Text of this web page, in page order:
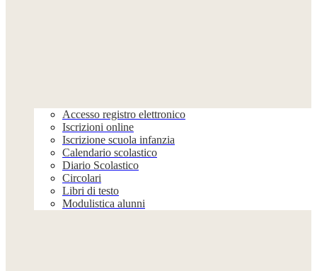
Accesso registro elettronico
Iscrizioni online
Iscrizione scuola infanzia
Calendario scolastico
Diario Scolastico
Circolari
Libri di testo
Modulistica alunni